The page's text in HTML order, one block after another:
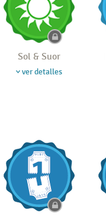
Sol & Suor
ver detalles